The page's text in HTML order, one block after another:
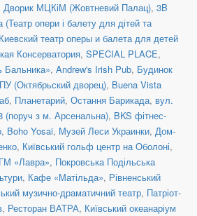
Дворик МЦКіМ (Жовтневий Палац), 3B
(Театр опери і балету для дітей та
Киевский театр оперы и балета для детей
Консерватория, SPECIAL PLACE,
Бальника», Andrew's Irish Pub, Будинок
(Октябрьский дворец), Buena Vista
, Планетарий, Остання Барикада, вул.
(поруч з м. Арсенальна), BKS фітнес-
, Boho Yosai, Музей Леси Украинки, Дом-
, Київський гольф центр на Оболоні,
«Лавра», Покровська Подільська
, Кафе «Матільда», Рівненський
музично-драматичний театр, Патріот-
, Ресторан ВАТРА, Київський океанаріум